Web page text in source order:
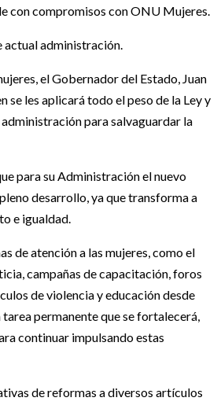
con compromisos con ONU Mujeres.
actual administración.
el Gobernador del Estado, Juan
se les aplicará todo el peso de la Ley y
para salvaguardar la
para su Administración el nuevo
desarrollo, ya que transforma a
e igualdad.
de atención a las mujeres, como el
campañas de capacitación, foros
de violencia y educación desde
permanente que se fortalecerá,
continuar impulsando estas
de reformas a diversos artículos